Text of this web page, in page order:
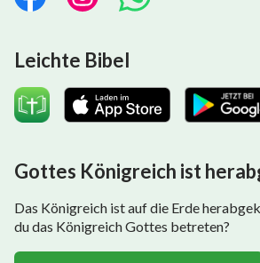
Leichte Bibel
Gottes Königreich ist
Das Königreich ist auf die Erde
du das Königreich Gottes betreten?